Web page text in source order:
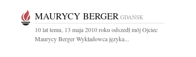
MAURYCY BERGER GDAŃSK
10 lat temu, 13 maja 2010 roku odszedł mój Ojciec
Maurycy Berger Wykładowca języka...